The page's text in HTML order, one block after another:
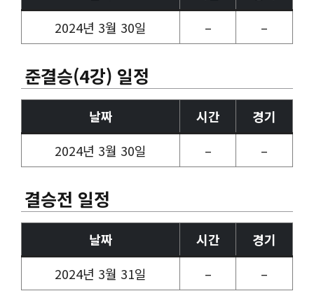
2024년 3월 30일
– –
준결승(4강) 일정
날짜 시간
경기
2024년 3월 30일
– –
결승전 일정
날짜 시간
경기
2024년 3월 31일
– –